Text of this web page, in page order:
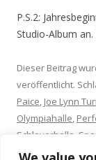
P.S.2:
Studio-Album
Dieser Beitrag
veröffentlicht.
Paice, Joe Lynn
Olympiahalle,
Schleyerhalle